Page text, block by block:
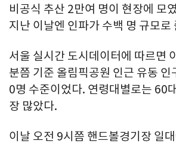
비공식 추산 2만여 명이 현장에 모
지난 이날엔 인파가 수백 명 규모로
서울 실시간 도시데이터에 따르면
분쯤 기준 올림픽공원 인근 유동
0명 수준이었다. 연령대별로는 60
장 많았다.
이날 오전 9시쯤 핸드볼경기장 일